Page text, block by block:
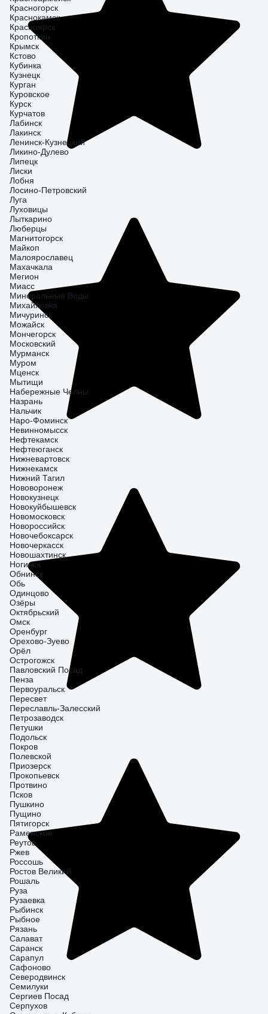
Красногорск
Краснокамск
Красноярск
Кропоткин
Крымск
Кстово
Кубинка
Кузнецк
Курган
Куровское
Курск
Курчатов
Лабинск
Лакинск
Ленинск-Кузнецкий
Ликино-Дулево
Липецк
Лиски
Лобня
Лосино-Петровский
Луга
Луховицы
Лыткарино
Люберцы
Магнитогорск
Майкоп
Малоярославец
Махачкала
Мегион
Миасс
Минеральные Воды
Михайловка
Мичуринск
Можайск
Мончегорск
Московский
Мурманск
Муром
Мценск
Мытищи
Набережные Челны
Назрань
Нальчик
Наро-Фоминск
Невинномысск
Нефтекамск
Нефтеюганск
Нижневартовск
Нижнекамск
Нижний Тагил
Нововоронеж
Новокузнецк
Новокуйбышевск
Новомосковск
Новороссийск
Новочебоксарск
Новочеркасск
Новошахтинск
Ногинск
Обнинск
Обь
Одинцово
Озёры
Октябрьский
Омск
Оренбург
Орехово-Зуево
Орёл
Острогожск
Павловский Посад
Пенза
Первоуральск
Пересвет
Переславль-Залесский
Петрозаводск
Петушки
Подольск
Покров
Полевской
Приозерск
Прокопьевск
Протвино
Псков
Пушкино
Пущино
Пятигорск
Раменское
Реутов
Ржев
Россошь
Ростов Великий
Рошаль
Руза
Рузаевка
Рыбинск
Рыбное
Рязань
Салават
Саранск
Сарапул
Сафоново
Северодвинск
Семилуки
Сергиев Посад
Серпухов